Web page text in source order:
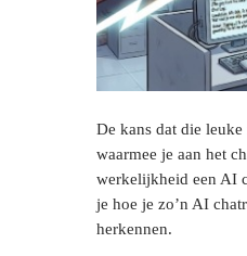
De kans dat die
waarmee je aan het
werkelijkheid een AI
je hoe je zo’n AI
herkennen.